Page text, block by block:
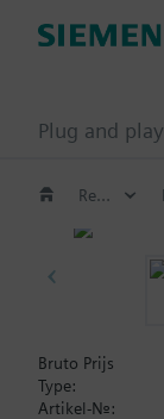
Plug and
Regelafsluiters en motoren
Bruto Prijs
Type:
Artikel-Nr.: